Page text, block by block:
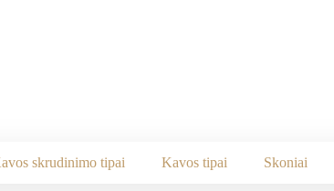
skrudinimo tipai Kavos tipai Skoniai